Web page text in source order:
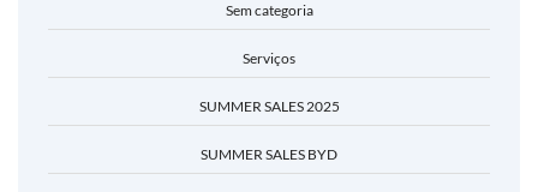
Sem categoria
Serviços
SUMMER SALES 2025
SUMMER SALES BYD